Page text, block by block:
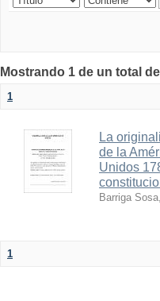
Mostrando 1 de un total
1
La
de la
Unidos
Barriga
1